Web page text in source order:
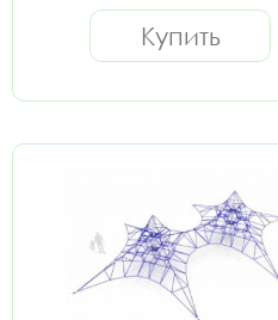
Купить